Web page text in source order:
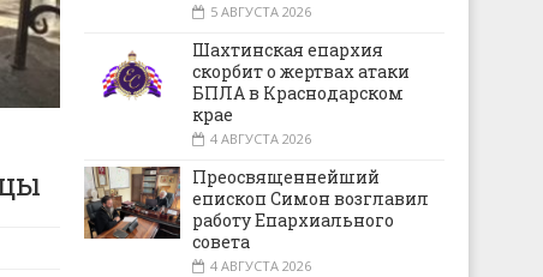
5 АВГУСТА 2026
Шахтинская епархия
скорбит о жертвах атаки
БПЛА в Краснодарском
крае
4 АВГУСТА 2026
Преосвященнейший
епископ Симон возглавил
работу Епархиального
совета
4 АВГУСТА 2026